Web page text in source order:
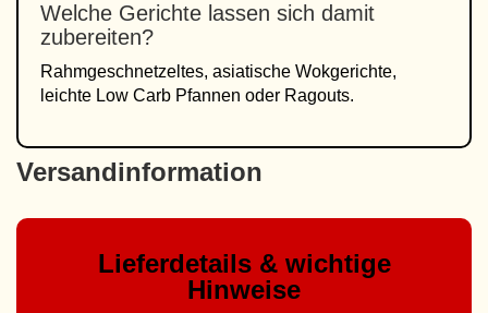
Welche Gerichte lassen sich damit
zubereiten?
Rahmgeschnetzeltes, asiatische Wokgerichte,
leichte Low Carb Pfannen oder Ragouts.
Versandinformation
Lieferdetails & wichtige
Hinweise